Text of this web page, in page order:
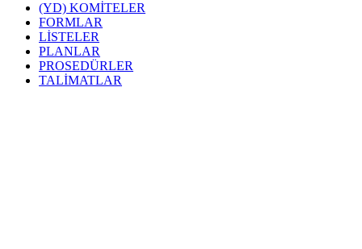
(YD) KOMİTELER
FORMLAR
LİSTELER
PLANLAR
PROSEDÜRLER
TALİMATLAR